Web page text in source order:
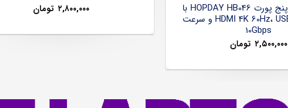
هاب USB-C پنج پورت HOPDAY HB046 با
خروجی HDMI 4K 60Hz، USB 3.2 و سرعت
10Gbps
۲,۵۰۰,۰۰۰ تومان
۲,۸۰۰,۰۰۰ تومان